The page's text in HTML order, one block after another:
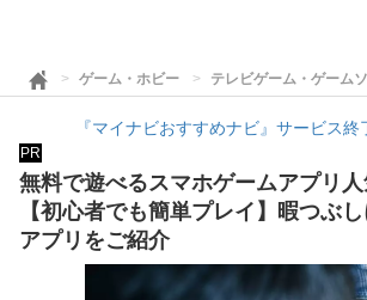
ゲーム・ホビー テレビゲーム・ゲーム
『マイナビおすすめナビ』サービス
PR
無料で遊べるスマホゲームアプリ
【初心者でも簡単プレイ】暇つぶ
アプリをご紹介